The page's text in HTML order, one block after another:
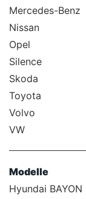
Mercedes-Benz
Nissan
Opel
Silence
Skoda
Toyota
Volvo
VW
Modelle
Hyundai BAYON